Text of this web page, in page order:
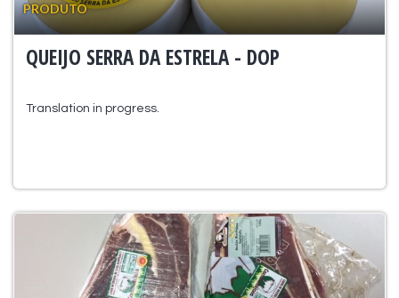
PRODUTO
QUEIJO SERRA DA ESTRELA - DOP
Translation in progress.